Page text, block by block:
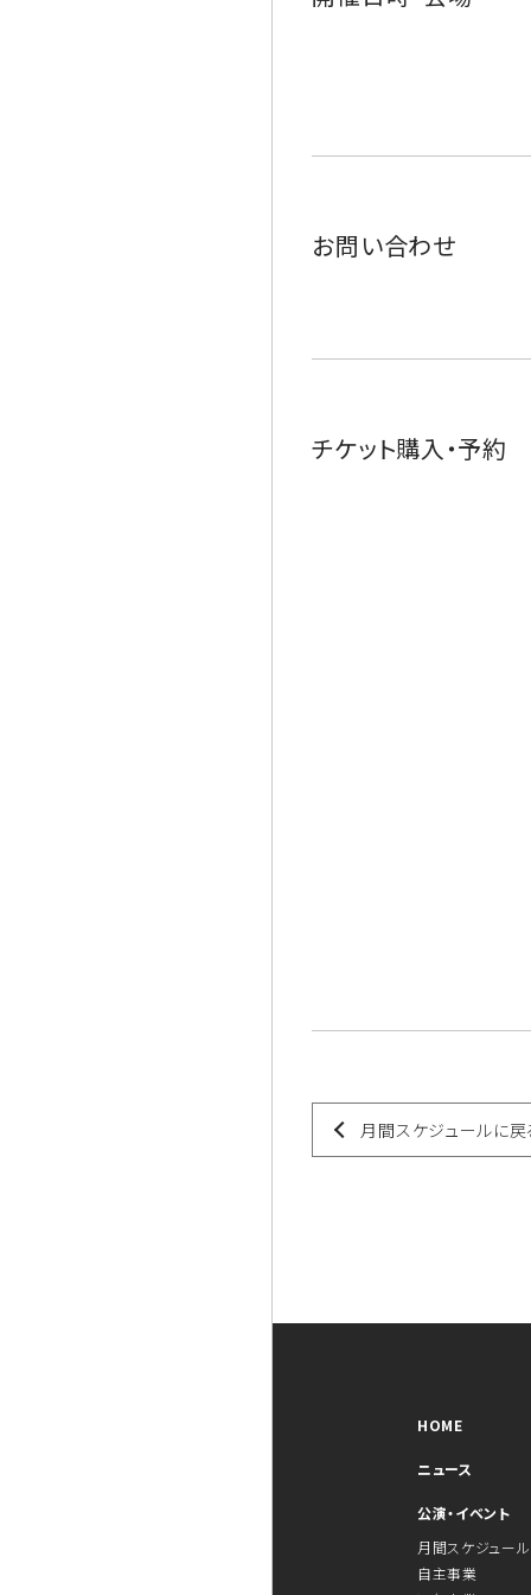
お問い合わせ
チケット購入・予約
月間スケジュールに戻
HOME
ニュース
公演・イベント
月間スケジュール
自主事業